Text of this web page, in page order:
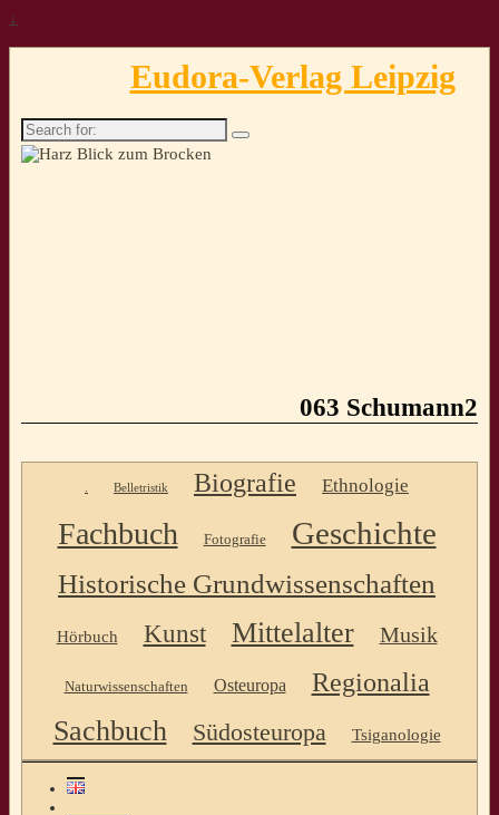
↓
Eudora-Verlag Leipzig
Search
for:
063 Schumann2
Belletristik Biografie Ethnologie
Fachbuch Fotografie Geschichte
Historische Grundwissenschaften
Hörbuch Kunst Mittelalter Musik
Naturwissenschaften Osteuropa Regionalia
Sachbuch Südosteuropa Tsiganologie